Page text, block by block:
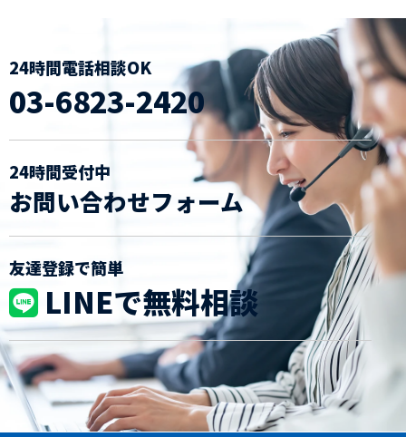
24時間電話相談OK
03-6823-2420
24時間受付中
お問い合わせフォーム
友達登録で簡単
LINEで無料相談